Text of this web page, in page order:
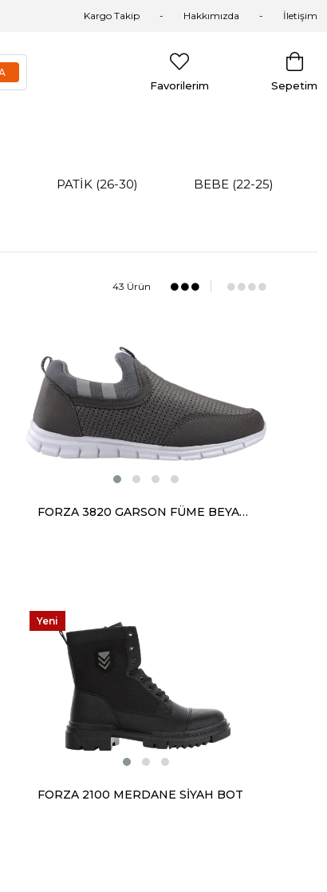
Kargo Takip Hakkımızda İletişim
Sepetim
Favorilerim
PATİK (26-30) BEBE (22-25)
43 Ürün
FORZA 3820 GARSON FÜME BEYAZ ANORAK
FORZA 2100 MERDANE SİYAH BOT
Yeni